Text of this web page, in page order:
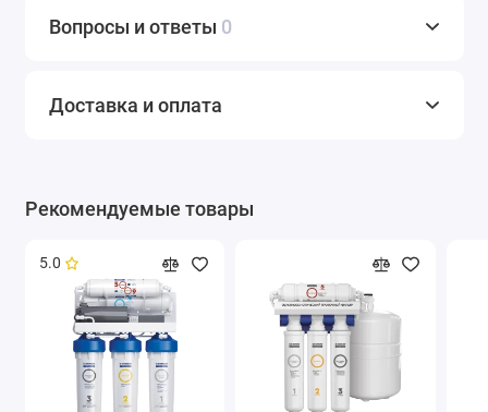
Вопросы и ответы 0
Доставка и оплата
Рекомендуемые товары
5.0